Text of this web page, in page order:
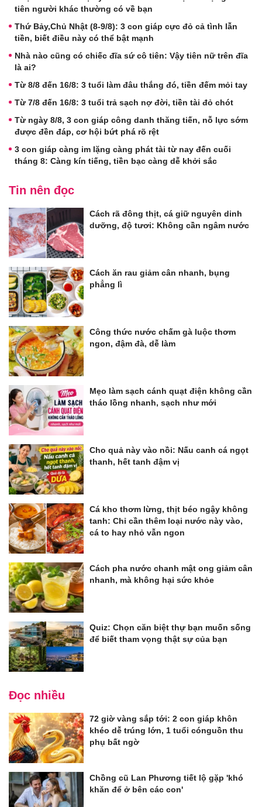
tiên người khác thường có về bạn
Thứ Bảy,Chủ Nhật (8-9/8): 3 con giáp cực đỏ cả tình lẫn
tiền, biết điều này có thể bật mạnh
Nhà nào cũng có chiếc đĩa sứ cô tiên: Vậy tiên nữ trên đĩa
là ai?
Từ 8/8 đến 16/8: 3 tuổi làm đâu thắng đó, tiền đếm mỏi tay
Từ 7/8 đến 16/8: 3 tuổi trả sạch nợ đời, tiền tài đỏ chót
Từ ngày 8/8, 3 con giáp công danh thăng tiến, nỗ lực sớm
được đền đáp, cơ hội bứt phá rõ rệt
3 con giáp càng im lặng càng phát tài từ nay đến cuối
tháng 8: Càng kín tiếng, tiền bạc càng dễ khởi sắc
Tin nên đọc
Cách rã đông thịt, cá giữ nguyên dinh
dưỡng, độ tươi: Không cần ngâm nước
Cách ăn rau giảm cân nhanh, bụng
phẳng lì
Công thức nước chấm gà luộc thơm
ngon, đậm đà, dễ làm
Mẹo làm sạch cánh quạt điện không cần
tháo lồng nhanh, sạch như mới
Cho quả này vào nồi: Nấu canh cá ngọt
thanh, hết tanh đậm vị
Cá kho thơm lừng, thịt béo ngậy không
tanh: Chỉ cần thêm loại nước này vào,
cá to hay nhỏ vẫn ngon
Cách pha nước chanh mật ong giảm cân
nhanh, mà không hại sức khỏe
Quiz: Chọn căn biệt thự bạn muốn sống
để biết tham vọng thật sự của bạn
Đọc nhiều
72 giờ vàng sắp tới: 2 con giáp khôn
khéo dễ trúng lớn, 1 tuổi cónguồn thu
phụ bất ngờ
Chồng cũ Lan Phương tiết lộ gặp 'khó
khăn để ở bên các con'